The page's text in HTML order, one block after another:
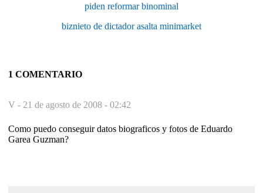
piden reformar binominal
biznieto de dictador asalta minimarket
1 COMENTARIO
V - 21 de agosto de 2008 - 02:42
Como puedo conseguir datos biograficos y fotos de Eduardo
Garea Guzman?